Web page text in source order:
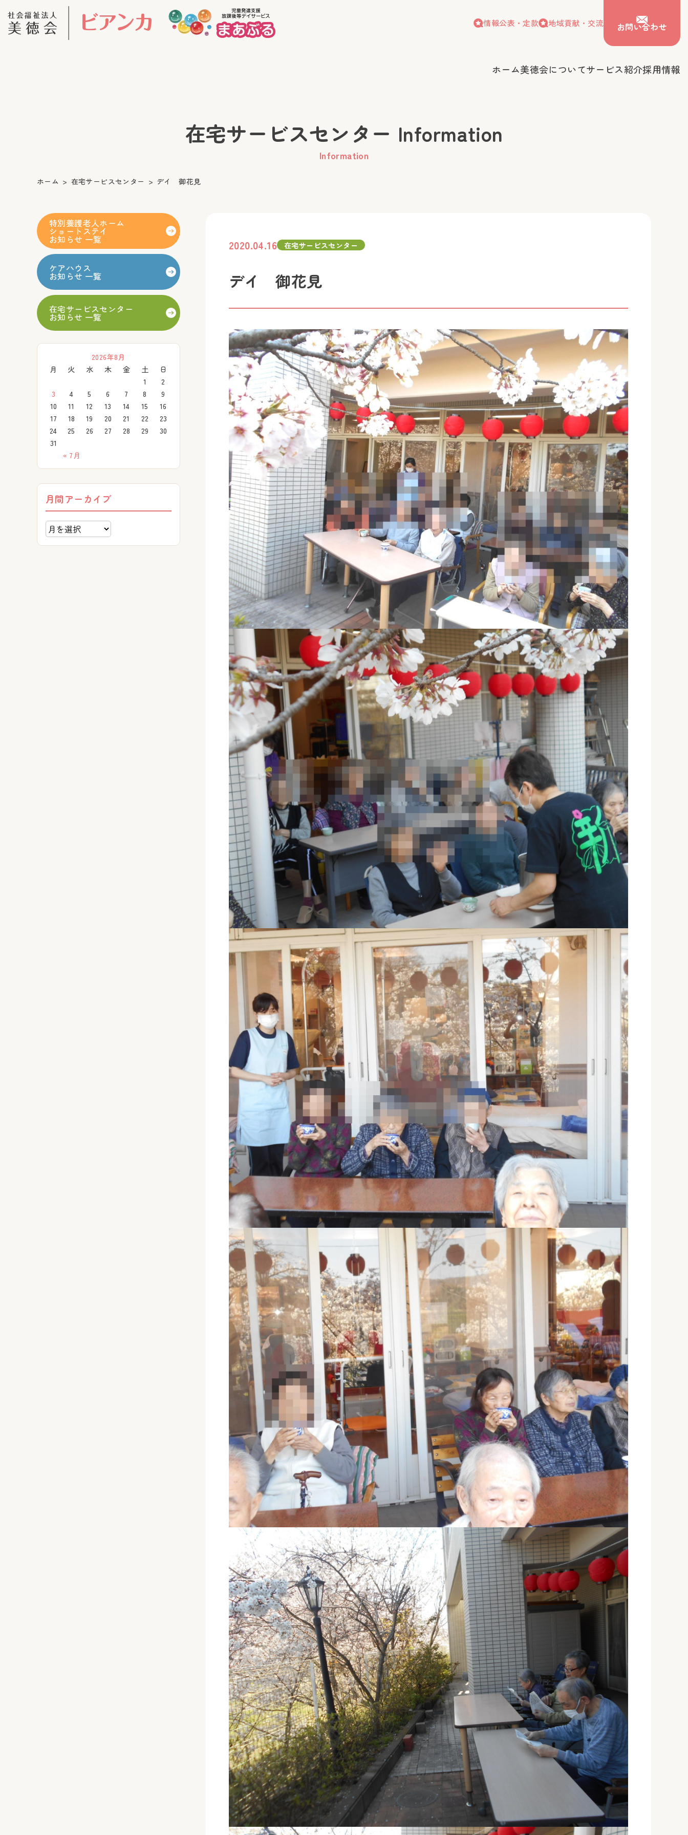
情報公表・定款 地域貢献・交流 お問い合わせ
ホーム美徳会についてサービス紹介採用情報
情報公表・定款 地域貢献・交流
在宅サービスセンター Information
Information
ホーム 在宅サービスセンター デイ 御花見
2020.04.16 在宅サービスセンター
デイ 御花見
特別養護老人ホーム
ショートステイ
お知らせ 一覧
ケアハウス
お知らせ 一覧
在宅サービスセンター
お知らせ 一覧
2026年8月
月
火 水 木 金 土 日
« 7月
1
2
3
4 5 6 7 8
9
10
11 12 13 14 15
16
17
18 19 20 21 22
23
24
25 26 27 28 29
30
31
月間アーカイブ